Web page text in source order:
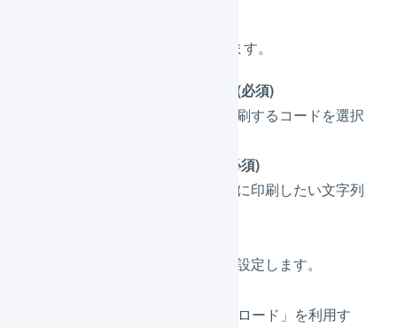
その他の各値を設定ます。
印字するコード(必須)
バーコードを印刷するコードを選択
印字する項目(必須)
バーコードの他に印刷したい文字列
印刷する数量を設定します。
※「ファイルをアップロード」を利用す